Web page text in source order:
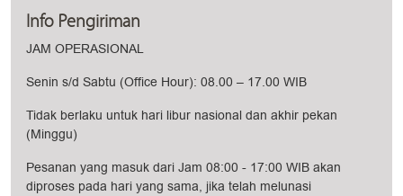
Info Pengiriman
JAM OPERASIONAL
Senin s/d Sabtu (Office Hour): 08.00 – 17.00 WIB
Tidak berlaku untuk hari libur nasional dan akhir pekan
(Minggu)
Pesanan yang masuk dari Jam 08:00 - 17:00 WIB akan
diproses pada hari yang sama, jika telah melunasi